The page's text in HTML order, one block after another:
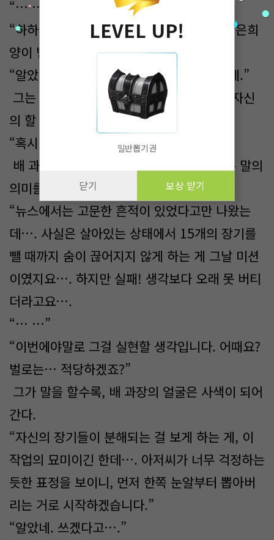
“… …”
“하하하! 걱정하지 마세요. 그 벌은! 따님인 은희
양이 받을 테니까요.”
“알았네… 쓸 테니, 아이는 건들지 말아 주게.”
그는 배 과장이 말을 해도, 못 들은 것처럼 자신
의 할 말을 이어 나간다.
“혹시 아시려나…. 두 번째?”
배 과장은 생각을 거듭해서, 저 두 번째라는 말의
의미를 생각했다. 그러고 눈을 부릅뜬다.
“뉴스에서는 고문한 흔적이 있었다고만 나왔는
데…. 사실은 살아있는 상태에서 15개의 장기를
뺄 때까지 숨이 끊어지지 않게 하는 게 그날 미션
이였지요…. 하지만 실패! 생각보다 오래 못 버티
더라고요….
“… …”
“이번에야말로 그걸 실현할 생각입니다. 어때요?
벌로는… 적당하겠죠?”
그가 말을 할수록, 배 과장의 얼굴은 사색이 되어
간다.
“자신의 장기들이 분해되는 걸 보게 하는 게, 이
작업의 묘미이긴 한데…. 아저씨가 너무 걱정하는
듯한 표정을 보이니, 먼저 한쪽 눈알부터 뽑아버
리는 거로 시작하겠습니다.”
“알았네. 쓰겠다고….”
LEVEL UP!
일반뽑기권
닫기 보상 받기